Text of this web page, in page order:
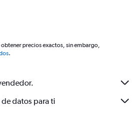
precios exactos, sin embargo,
.
datos para ti